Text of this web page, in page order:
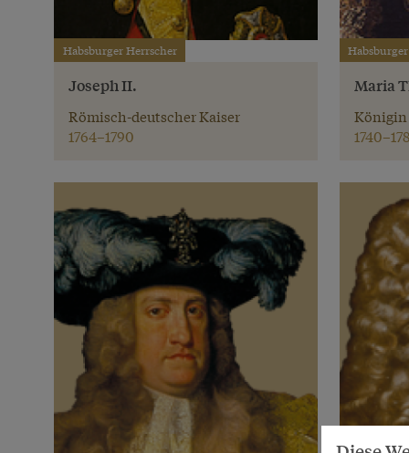
Habsburger Herrscher
Joseph II.
Römisch-deutscher Kaiser
1764–1790
Maria
Königin